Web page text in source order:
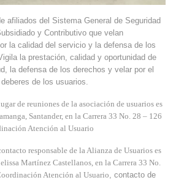
afiliados del Sistema General de Seguridad
y Contributivo que velan
la calidad del servicio y la defensa de los
la prestación, calidad y oportunidad de
la defensa de los derechos y velar por el
de los usuarios.
de reuniones de la asociación de usuarios es
Santander, en la Carrera 33 No. 28 – 126
Atención al Usuario
responsable de la Alianza de Usuarios es
Martínez Castellanos, en la Carrera 33 No.
Atención al Usuario , contacto de